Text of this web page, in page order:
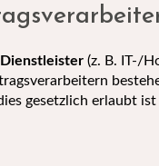
Dienstleister (z. B. IT-/
gesetzlich erlaubt